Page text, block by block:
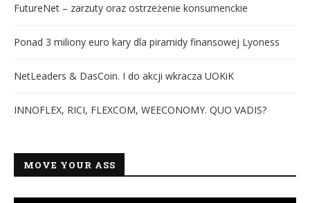
FutureNet – zarzuty oraz ostrzeżenie konsumenckie
Ponad 3 miliony euro kary dla piramidy finansowej Lyoness
NetLeaders & DasCoin. I do akcji wkracza UOKiK
INNOFLEX, RICI, FLEXCOM, WEECONOMY. QUO VADIS?
MOVE YOUR ASS